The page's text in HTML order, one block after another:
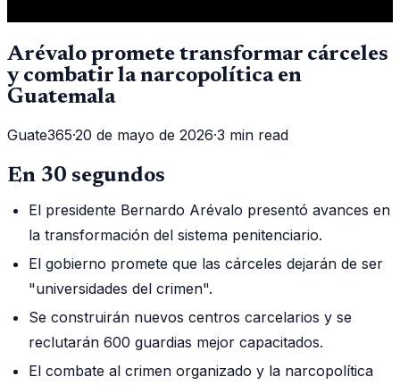
Arévalo promete transformar cárceles
y combatir la narcopolítica en
Guatemala
Guate365·20 de mayo de 2026·3 min read
En 30 segundos
El presidente Bernardo Arévalo presentó avances en
la transformación del sistema penitenciario.
El gobierno promete que las cárceles dejarán de ser
"universidades del crimen".
Se construirán nuevos centros carcelarios y se
reclutarán 600 guardias mejor capacitados.
El combate al crimen organizado y la narcopolítica